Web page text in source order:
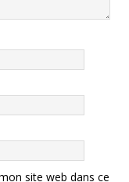
site web dans ce